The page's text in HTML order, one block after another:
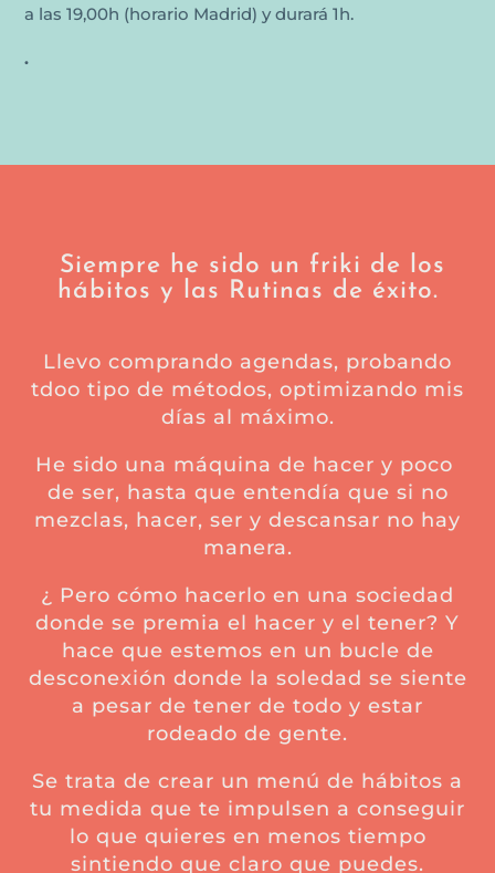
a las 19,00h (horario Madrid) y durará 1h.
.
Siempre he sido un friki de los
hábitos y las Rutinas de éxito.
Llevo comprando agendas, probando
tdoo tipo de métodos, optimizando mis
días al máximo.
He sido una máquina de hacer y poco
de ser, hasta que entendía que si no
mezclas, hacer, ser y descansar no hay
manera.
¿ Pero cómo hacerlo en una sociedad
donde se premia el hacer y el tener? Y
hace que estemos en un bucle de
desconexión donde la soledad se siente
a pesar de tener de todo y estar
rodeado de gente.
Se trata de crear un menú de hábitos a
tu medida que te impulsen a conseguir
lo que quieres en menos tiempo
sintiendo que claro que puedes.